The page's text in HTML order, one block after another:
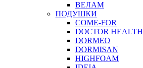
ВЕЛАМ
ПОДУШКИ
COME-FOR
DOCTOR HEALTH
DORMEO
DORMISAN
HIGHFOAM